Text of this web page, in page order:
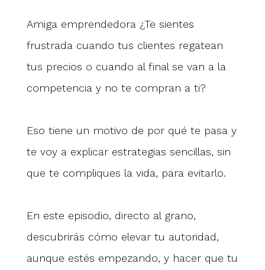
Amiga emprendedora ¿Te sientes
frustrada cuando tus clientes regatean
tus precios o cuando al final se van a la
competencia y no te compran a ti?
Eso tiene un motivo de por qué te pasa y
te voy a explicar estrategias sencillas, sin
que te compliques la vida, para evitarlo.
En este episodio, directo al grano,
descubrirás cómo elevar tu autoridad,
aunque estés empezando, y hacer que tu